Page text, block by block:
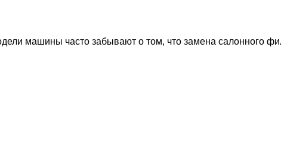
машины часто забывают о том, что замена салонного